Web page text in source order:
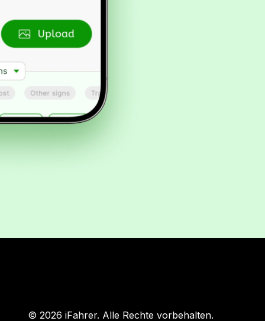
© 2026 iFahrer. Alle Rechte vorbehalten.